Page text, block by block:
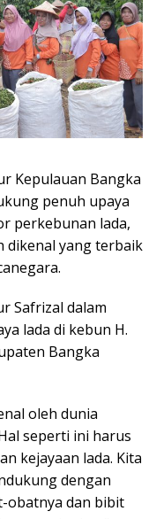
Kepulauan Bangka
penuh upaya
perkebunan lada,
dikenal yang terbaik
Safrizal dalam
lada di kebun H.
Bangka
oleh dunia
seperti ini harus
kejayaan lada. Kita
dengan
obatnya dan bibit